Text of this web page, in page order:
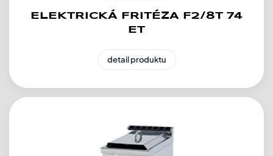
ELEKTRICKÁ FRITÉZA F2/8T 74
ET
detail produktu